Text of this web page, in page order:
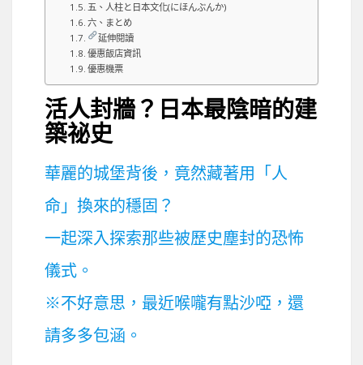
五、人柱と日本文化(にほんぶんか)
六、まとめ
延伸閱讀
優惠飯店資訊
優惠機票
活人封牆？日本最陰暗的建
築祕史
華麗的城堡背後，竟然藏著用「人
命」換來的穩固？
一起深入探索那些被歷史塵封的恐怖
儀式。
※不好意思，最近喉嚨有點沙啞，還
請多多包涵。